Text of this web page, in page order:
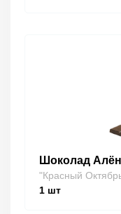
Шоколад
"Красный
1 шт